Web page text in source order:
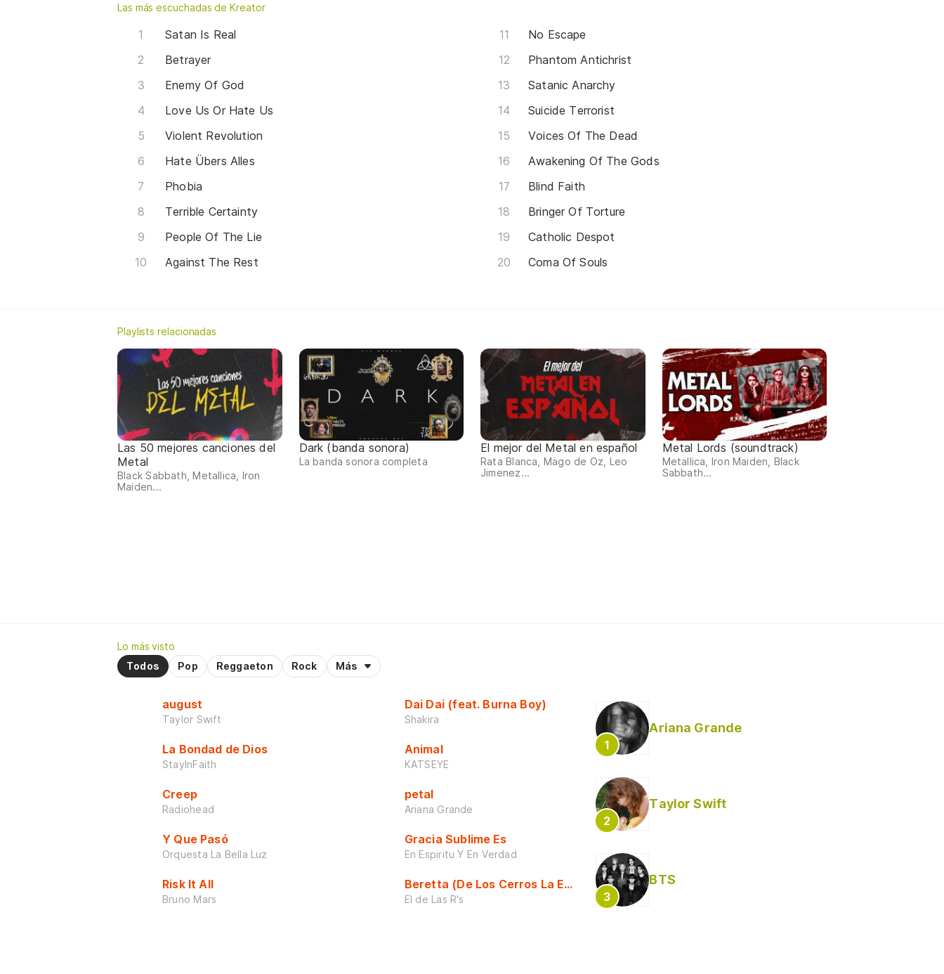
Las más escuchadas de Kreator
Satan Is Real
Betrayer
Enemy Of God
Love Us Or Hate Us
Violent Revolution
Hate Übers Alles
Phobia
Terrible Certainty
People Of The Lie
Against The Rest
No Escape
Phantom Antichrist
Satanic Anarchy
Suicide Terrorist
Voices Of The Dead
Awakening Of The Gods
Blind Faith
Bringer Of Torture
Catholic Despot
Coma Of Souls
Playlists relacionadas
Las 50 mejores canciones del
Metal
Black Sabbath, Metallica, Iron
Maiden...
Dark (banda sonora)
La banda sonora completa
El mejor del Metal en español
Rata Blanca, Mägo de Oz, Leo
Jimenez...
Metal Lords (soundtrack)
Metallica, Iron Maiden, Black
Sabbath...
Lo más visto
Todos
Pop Reggaeton Rock Más
august
Taylor Swift
La Bondad de Dios
StayInFaith
Creep
Radiohead
Y Que Pasó
Orquesta La Bella Luz
Risk It All
Bruno Mars
Dai Dai (feat. Burna Boy)
Shakira
Animal
KATSEYE
petal
Ariana Grande
Gracia Sublime Es
En Espiritu Y En Verdad
Beretta (De Los Cerros La Escuela)
El de Las R's
Ariana Grande
Taylor Swift
BTS